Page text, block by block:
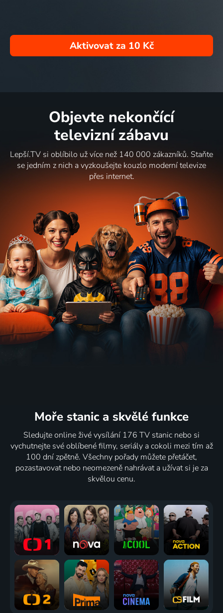
Aktivovat za 10 Kč
Objevte nekončící
televizní zábavu
Lepší.TV si oblíbilo už více než 140 000 zákazníků. Staňte
se jedním z nich a vyzkoušejte kouzlo moderní televize
přes internet.
Moře stanic a skvělé funkce
Sledujte online živé vysílání 176 TV stanic nebo si
vychutnejte své oblíbené filmy, seriály a cokoli mezi tím až
100 dní zpětně. Všechny pořady můžete přetáčet,
pozastavovat nebo neomezeně nahrávat a užívat si je za
skvělou cenu.